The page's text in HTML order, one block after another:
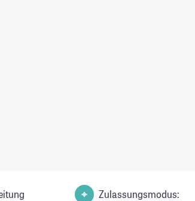
Chorleitung
Zulassungsmodus: